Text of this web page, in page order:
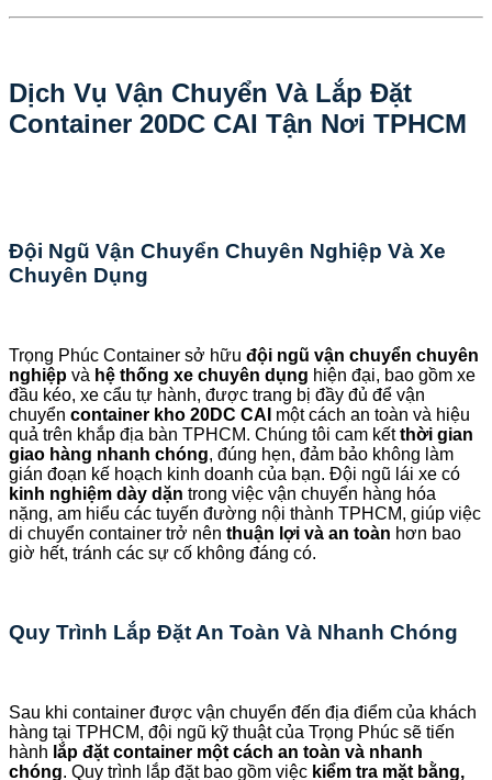
Dịch Vụ Vận Chuyển Và Lắp Đặt
Container 20DC CAI Tận Nơi TPHCM
Đội Ngũ Vận Chuyển Chuyên Nghiệp Và Xe
Chuyên Dụng
Trọng Phúc Container sở hữu đội ngũ vận chuyển chuyên
nghiệp và hệ thống xe chuyên dụng hiện đại, bao gồm xe
đầu kéo, xe cẩu tự hành, được trang bị đầy đủ để vận
chuyển container kho 20DC CAI một cách an toàn và hiệu
quả trên khắp địa bàn TPHCM. Chúng tôi cam kếtthời gian
giao hàng nhanh chóng, đúng hẹn, đảm bảo không làm
gián đoạn kế hoạch kinh doanh của bạn. Đội ngũ lái xe có
kinh nghiệm dày dặn trong việc vận chuyển hàng hóa
nặng, am hiểu các tuyến đường nội thành TPHCM, giúp việc
di chuyển container trở nên thuận lợi và an toàn hơn bao
giờ hết, tránh các sự cố không đáng có.
Quy Trình Lắp Đặt An Toàn Và Nhanh Chóng
Sau khi container được vận chuyển đến địa điểm của khách
hàng tại TPHCM, đội ngũ kỹ thuật của Trọng Phúc sẽ tiến
hành lắp đặt container một cách an toàn và nhanh
chóng. Quy trình lắp đặt bao gồm việc kiểm tra mặt bằng,